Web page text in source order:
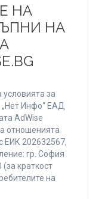
НА
НА
за
„Нет Инфо“ ЕАД
AdWise
отношенията
ЕИК 202632567,
гр. София
краткост
на